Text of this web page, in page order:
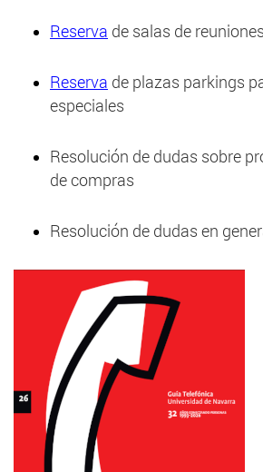
Reserva de salas de reuniones
Reserva de plazas parkings
especiales
Resolución de dudas sobre
de compras
Resolución de dudas en